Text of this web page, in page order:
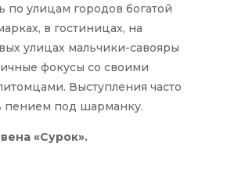
по улицам городов богатой
в гостиницах, на
улицах мальчики-савояры
фокусы со своими
Выступления часто
пением под шарманку.
«Сурок».